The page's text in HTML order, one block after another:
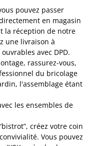
pouvez passer
en magasin
la réception de notre
une livraison à
avec DPD.
rassurez-vous,
du bricolage
l'assemblage étant
les ensembles de
créez votre coin
Vous pouvez